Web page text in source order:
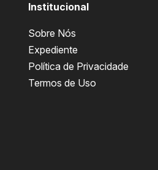
Institucional
Sobre Nós
Expediente
Política de Privacidade
Termos de Uso